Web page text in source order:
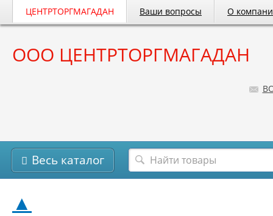
ЦЕНТРТОРГМАГАДАН Ваши вопросы О
ООО ЦЕНТРТОРГМАГАДАН
Весь каталог
▲